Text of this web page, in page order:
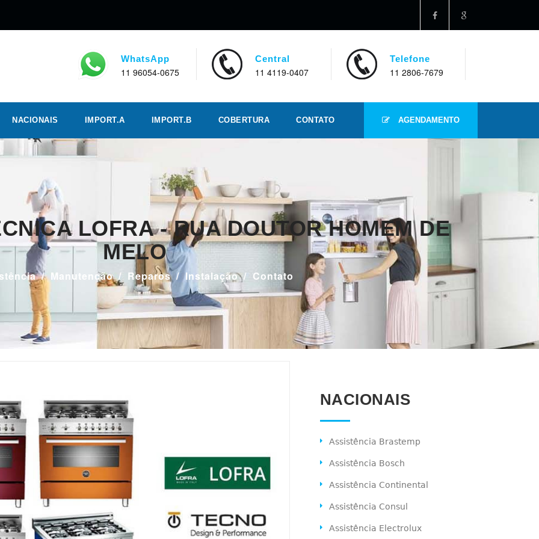
WhatsApp
11 96054-0675
Central
11 4119-0407
Telefone
11 2806-7679
NACIONAIS IMPORT.A IMPORT.B COBERTURA CONTATO AGENDAMENTO
LOFRA - RUA DOUTOR HOMEM DE
MELO
Manutenção Reparos Instalação Contato
NACIONAIS
Assistência Brastemp
Assistência Bosch
Assistência Continental
Assistência Consul
Assistência Electrolux